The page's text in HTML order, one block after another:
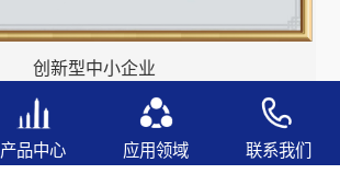
创新型中小企业
产品中心 应用领域 联系我们